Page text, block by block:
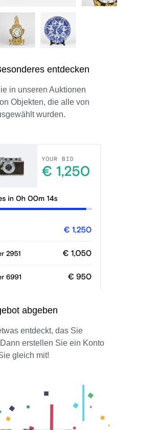
entdecken
in unseren Auktionen
Objekten, die alle von
wurden.
abgeben
entdeckt, das Sie
erstellen Sie ein Konto
gleich mit!